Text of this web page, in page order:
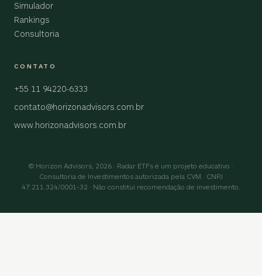
Simulador
Rankings
Consultoria
CONTATO
+55 11 94220-6333
contato@horizonadvisors.com.br
www.horizonadvisors.com.br
© Horizon Advisors, 2026 · Radar ETFs é um projeto educativo ·
Consultoria de Investimentos autorizada pela CVM · CNPJ
47.211.324/0001-32 · Não constitui recomendação de investimento.